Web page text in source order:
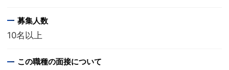
募集人数
10名以上
この職種の面接について